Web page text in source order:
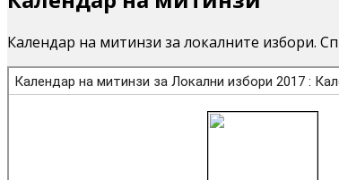
Календар на митинзи за локалните избори.